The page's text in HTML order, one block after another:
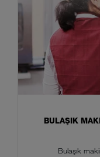
BULAŞIK
Bulaşık